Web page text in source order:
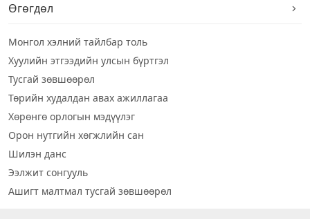
Өгөгдөл
Монгол хэлний тайлбар толь
Хуулийн этгээдийн улсын бүртгэл
Тусгай зөвшөөрөл
Төрийн худалдан авах ажиллагаа
Хөрөнгө орлогын мэдүүлэг
Орон нутгийн хөгжлийн сан
Шилэн данс
Ээлжит сонгууль
Ашигт малтмал тусгай зөвшөөрөл